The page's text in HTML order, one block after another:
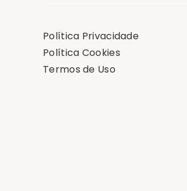
Política Privacidade
Política Cookies
Termos de Uso